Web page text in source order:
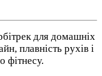
для домашніх
плавність рухів і
фітнесу.